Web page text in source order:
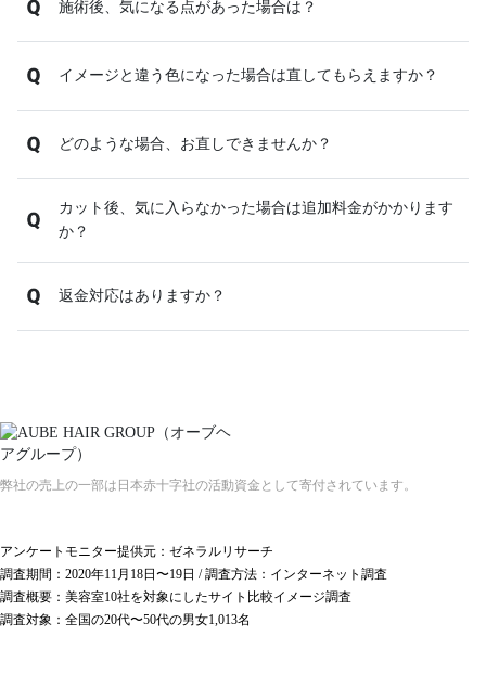
施術後、気になる点があった場合は？
イメージと違う色になった場合は直してもらえますか？
どのような場合、お直しできませんか？
カット後、気に入らなかった場合は追加料金がかかります
か？
返金対応はありますか？
弊社の売上の一部は日本赤十字社の活動資金として寄付されています。
アンケートモニター提供元：ゼネラルリサーチ
調査期間：2020年11月18日〜19日 / 調査方法：インターネット調査
調査概要：美容室10社を対象にしたサイト比較イメージ調査
調査対象：全国の20代〜50代の男女1,013名